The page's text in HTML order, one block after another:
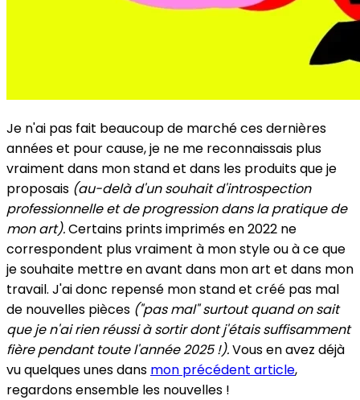
Je n'ai pas fait beaucoup de marché ces dernières
années et pour cause, je ne me reconnaissais plus
vraiment dans mon stand et dans les produits que je
proposais (au-delà d'un souhait d'introspection
professionnelle et de progression dans la pratique de
mon art).Certains prints imprimés en 2022 ne
correspondent plus vraiment à mon style ou à ce que
je souhaite mettre en avant dans mon art et dans mon
travail. J'ai donc repensé mon stand et créé pas mal
de nouvelles pièces ("pas mal" surtout quand on sait
que je n'ai rien réussi à sortir dont j'étais suffisamment
fière pendant toute l'année 2025 !).Vous en avez déjà
vu quelques unes dans mon précédent article,
regardons ensemble les nouvelles !